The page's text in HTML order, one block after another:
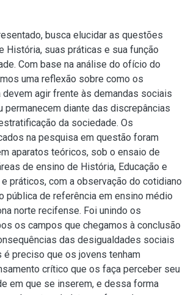
busca elucidar as questões
História, suas práticas e sua função
Com base na análise do ofício do
uma reflexão sobre como os
devem agir frente às demandas sociais
permanecem diante das discrepâncias
da sociedade. Os
na pesquisa em questão foram
aparatos teóricos, sob o ensaio de
de ensino de História, Educação e
práticos, com a observação do cotidiano
pública de referência em ensino médio
norte recifense. Foi unindo os
os campos que chegamos à conclusão
das desigualdades sociais
é preciso que os jovens tenham
crítico que os faça perceber seu
em que se inserem, e dessa forma